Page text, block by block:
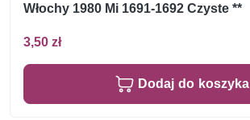
Włochy 1980 Mi 1691-1692 Czyste **
3,50 zł
Dodaj do koszyka